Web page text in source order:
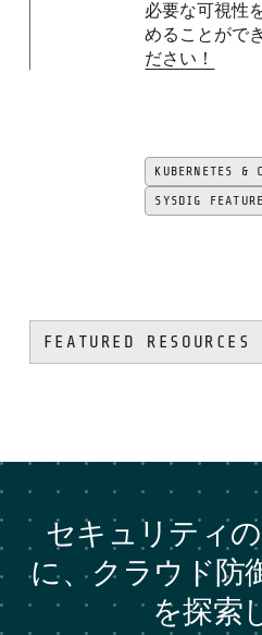
必要な可視性
めることがで
ださい！
KUBERNETES &
SYSDIG
FEATURED RESOURCES
セキュリティ
に、クラウド防
を探索